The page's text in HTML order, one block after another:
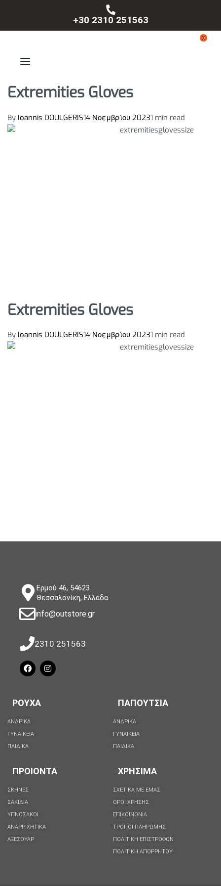
+30 2310 251563
0
Extremities Gloves
By Ioannis DOULGERIS14 Νοεμβρίου 20231 min read
Extremities Gloves
By Ioannis DOULGERIS14 Νοεμβρίου 20231 min read
Ερμού 46, 54623
Θεσσαλονίκη, Ελλάδα
info@outstore.gr
2310 251563
ΡΟΥΧΑ
ΑΝΔΡΙΚΑ
ΓΥΝΑΙΚΕΙΑ
ΠΑΙΔΙΚΑ
ΠΑΠΟΥΤΣΙΑ
ΑΝΔΡΙΚΑ
ΓΥΝΑΙΚΕΙΑ
ΠΑΙΔΙΚΑ
ΠΡΟΙΟΝΤΑ
ΣΚΗΝΕΣ
ΣΑΚΙΔΙΑ
ΥΠΝΟΣΑΚΟΙ
ΑΝΑΡΡΙΧΗΤΙΚΑ
ΑΞΕΣΟΥΑΡ
ΧΡΗΣΙΜΑ
ΣΧΕΤΙΚΑ ΜΕ ΕΜΑΣ
ΟΡΟΙ ΧΡΗΣΗΣ
ΕΠΙΚΟΙΝΩΝΙΑ
ΤΡΟΠΟΙ ΠΛΗΡΩΜΗΣ
ΠΟΛΙΤΙΚΗ ΕΠΙΣΤΡΟΦΩΝ
ΠΟΛΙΤΙΚΉ ΑΠΟΡΡΉΤΟΥ